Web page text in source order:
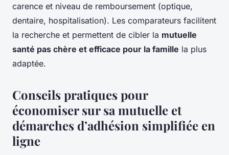
carence et niveau de remboursement (optique,
dentaire, hospitalisation). Les comparateurs facilitent
la recherche et permettent de cibler la mutuelle
santé pas chère et efficace pour la famille la plus
adaptée.
Conseils pratiques pour
économiser sur sa mutuelle et
démarches d’adhésion simplifiée en
ligne